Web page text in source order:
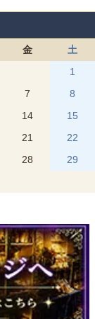
金
土
1
7
8
14
15
21
22
28
29